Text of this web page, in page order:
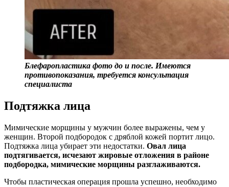
Блефаропластика фото до и после. Имеются
противопоказания, требуется консультация
специалиста
Подтяжка лица
Мимические морщины у мужчин более выражены, чем у
женщин. Второй подбородок с дряблой кожей портит лицо.
Подтяжка лица убирает эти недостатки. Овал лица
подтягивается, исчезают жировые отложения в районе
подбородка, мимические морщины разглаживаются.
Чтобы пластическая операция прошла успешно, необходимо